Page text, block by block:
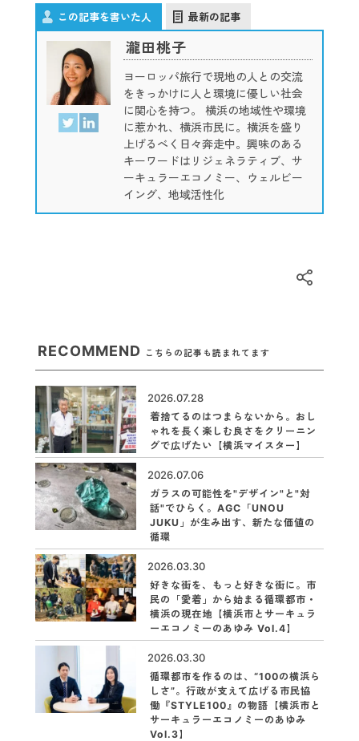
この記事を書いた人 最新の記事
瀧田桃子
ヨーロッパ旅行で現地の人との交流
をきっかけに人と環境に優しい社会
に関心を持つ。 横浜の地域性や環境
に惹かれ、横浜市民に。横浜を盛り
上げるべく日々奔走中。興味のある
キーワードはリジェネラティブ、サ
ーキュラーエコノミー、ウェルビー
イング、地域活性化
RECOMMEND こちらの記事も読まれてます
2026.07.28
着捨てるのはつまらないから。おし
ゃれを長く楽しむ良さをクリーニン
グで広げたい【横浜マイスター】
2026.07.06
ガラスの可能性を"デザイン"と"対
話"でひらく。AGC「UNOU
JUKU」が生み出す、新たな価値の
循環
2026.03.30
好きな街を、もっと好きな街に。市
民の「愛着」から始まる循環都市・
横浜の現在地【横浜市とサーキュラ
ーエコノミーのあゆみ Vol.4】
2026.03.30
循環都市を作るのは、“100の横浜ら
しさ”。行政が支えて広げる市民協
働『STYLE100』の物語【横浜市と
サーキュラーエコノミーのあゆみ
Vol.3】